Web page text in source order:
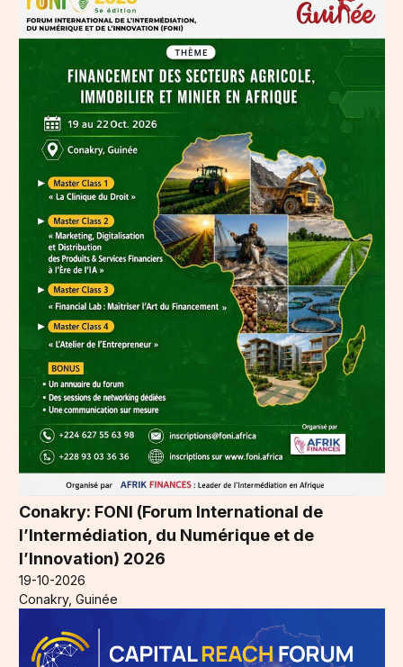
Conakry: FONI (Forum International de
l’Intermédiation, du Numérique et de
l’Innovation) 2026
19-10-2026
Conakry, Guinée